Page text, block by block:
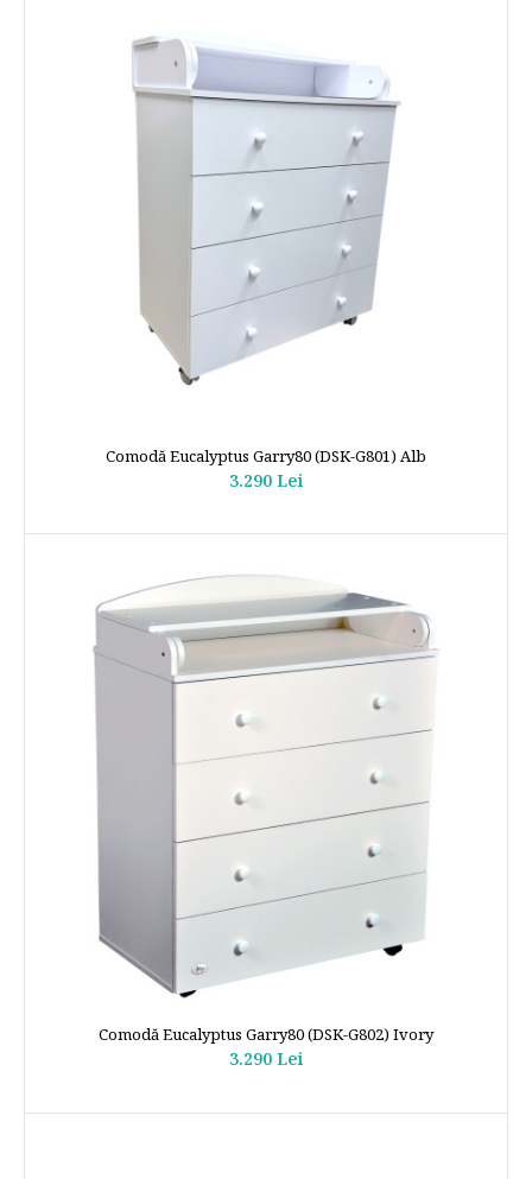
Comodă Eucalyptus Garry80 (DSK-G801) Alb
3.290 Lei
Comodă Eucalyptus Garry80 (DSK-G802) Ivory
3.290 Lei